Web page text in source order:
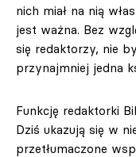
nich miał na nią
jest ważna. Bez
się redaktorzy, nie
przynajmniej jedna
Funkcję redaktorki
Dziś ukazują się w
przetłumaczone